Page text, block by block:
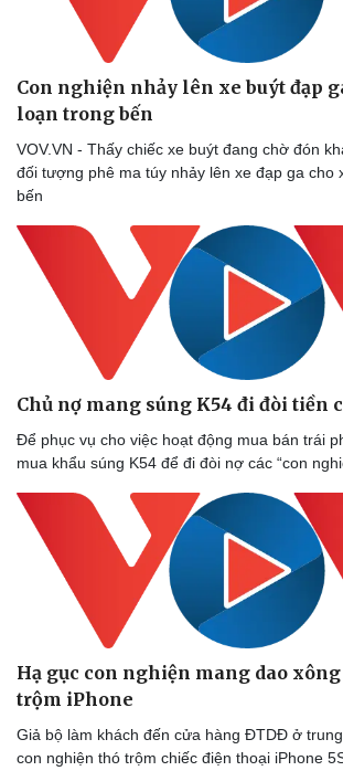
Doanh nghiệp
Thông tin doanh nghiệp
Doanh nghiệp 24h
Doanh nhân
Sành điệu
Tin Công
Trải nghiệm
Con nghiện nhảy lên xe buýt đạp
loạn trong bến
VOV.VN - Thấy chiếc xe buýt đang chờ đón
đối tượng phê ma túy nhảy lên xe đạp ga cho
bến
Chủ nợ mang súng K54 đi đòi tiền
Để phục vụ cho việc hoạt động mua bán trái
mua khẩu súng K54 để đi đòi nợ các “con
Hạ gục con nghiện mang dao
trộm iPhone
Giả bộ làm khách đến cửa hàng ĐTDĐ ở trung
con nghiện thó trộm chiếc điện thoại iPhone